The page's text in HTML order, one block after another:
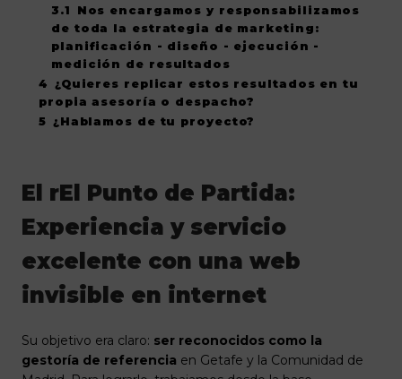
3.1
Nos encargamos y responsabilizamos
de toda la estrategia de marketing:
planificación - diseño - ejecución -
medición de resultados
4
¿Quieres replicar estos resultados en tu
propia asesoría o despacho?
5 ¿Hablamos de tu proyecto?
El rEl Punto de Partida:
Experiencia y servicio
excelente con una web
invisible en internet
Su objetivo era claro: ser reconocidos como la
gestoría de referencia en Getafe y la Comunidad de